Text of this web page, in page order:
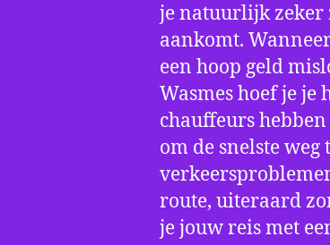
je natuurlijk zeker
aankomt.
een hoop geld
Wasmes hoef je je
chauffeurs
om de snelste
route, uiteraard
je jouw reis met